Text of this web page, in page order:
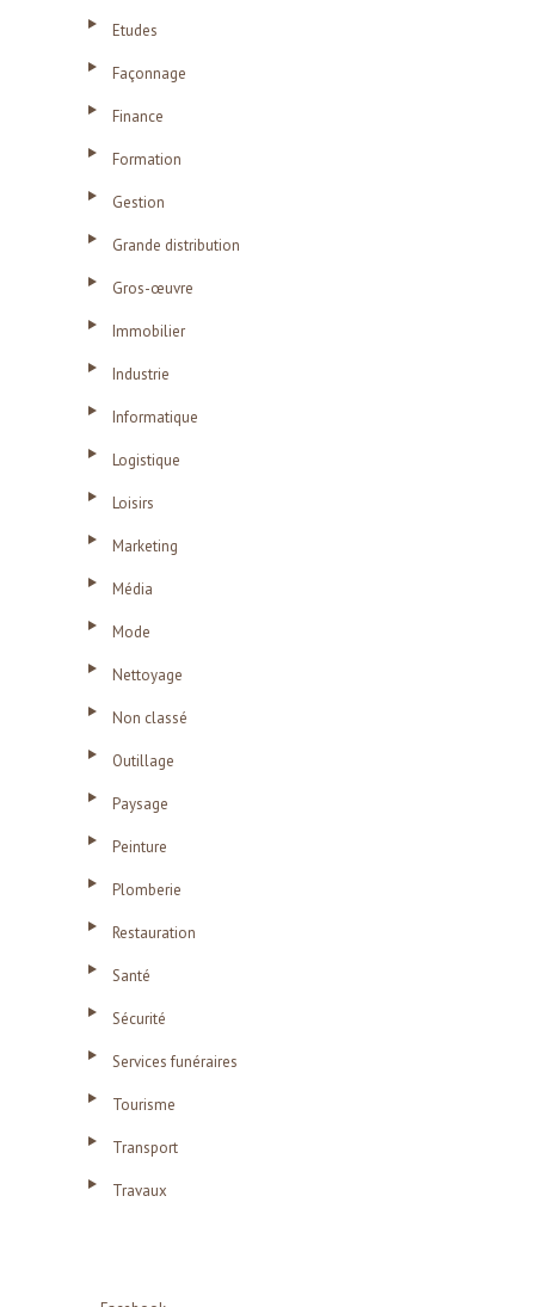
Etudes
Façonnage
Finance
Formation
Gestion
Grande distribution
Gros-œuvre
Immobilier
Industrie
Informatique
Logistique
Loisirs
Marketing
Média
Mode
Nettoyage
Non classé
Outillage
Paysage
Peinture
Plomberie
Restauration
Santé
Sécurité
Services funéraires
Tourisme
Transport
Travaux